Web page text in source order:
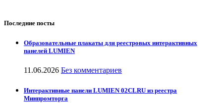
Последние посты
Образовательные плакаты для реестровых интерактивных
панелей LUMIEN
11.06.2026 Без комментариев
Интерактивные панели LUMIEN 02CLRU из реестра
Минпромторга